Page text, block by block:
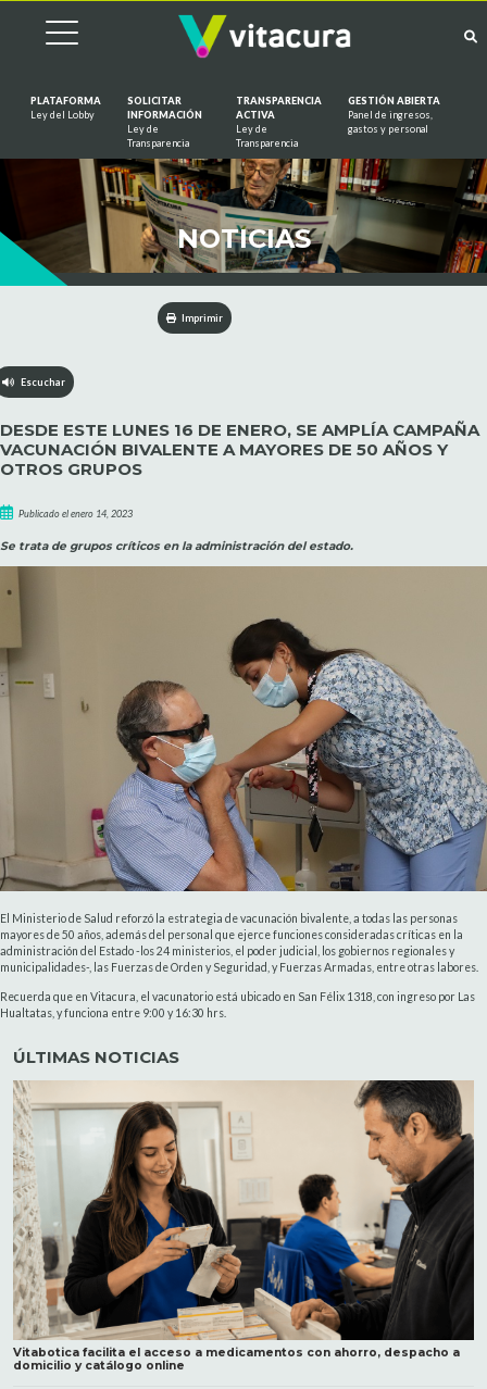
PLATAFORMA
Ley del Lobby
SOLICITAR
INFORMACIÓN
Ley de
Transparencia
TRANSPARENCIA
ACTIVA
Ley de
Transparencia
GESTIÓN ABIERTA
Panel de ingresos,
gastos y personal
NOTICIAS
Imprimir
Escuchar
DESDE ESTE LUNES 16 DE ENERO, SE AMPLÍA CAMPAÑA
VACUNACIÓN BIVALENTE A MAYORES DE 50 AÑOS Y
OTROS GRUPOS
Publicado el enero 14, 2023
Se trata de grupos críticos en la administración del estado.
El Ministerio de Salud reforzó la estrategia de vacunación bivalente, a todas las personas
mayores de 50 años, además del personal que ejerce funciones consideradas críticas en la
administración del Estado -los 24 ministerios, el poder judicial, los gobiernos regionales y
municipalidades-, las Fuerzas de Orden y Seguridad, y Fuerzas Armadas, entre otras labores.
Recuerda que en Vitacura, el vacunatorio está ubicado en San Félix 1318, con ingreso por Las
Hualtatas, y funciona entre 9:00 y 16:30 hrs.
ÚLTIMAS NOTICIAS
Vitabotica facilita el acceso a medicamentos con ahorro, despacho a
domicilio y catálogo online